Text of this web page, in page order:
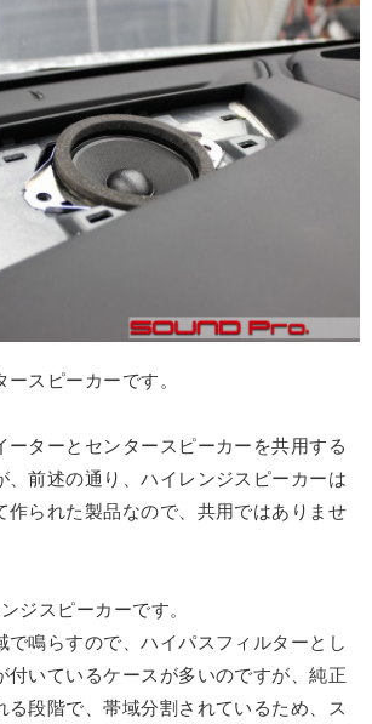
スピーカーです。
ーターとセンタースピーカーを共用する
、前述の通り、ハイレンジスピーカーは
作られた製品なので、共用ではありませ
ジスピーカーです。
で鳴らすので、ハイパスフィルターとし
付いているケースが多いのですが、純正
る段階で、帯域分割されているため、ス